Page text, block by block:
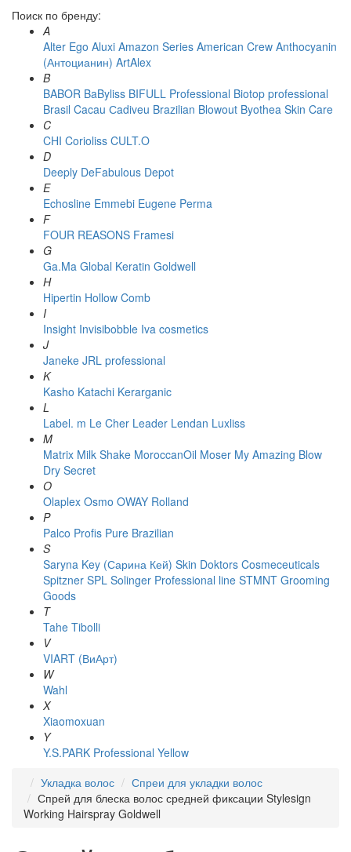
Поиск по бренду:
A
Alter Ego Aluxi Amazon Series American Crew Anthocyanin
(Антоцианин) ArtAlex
B
BABOR BaByliss BIFULL Professional Biotop professional
Brasil Cacau Сadiveu Brazilian Blowout Byothea Skin Care
C
CHI Corioliss CULT.O
D
Deeply DeFabulous Depot
E
Echosline Emmebi Eugene Perma
F
FOUR REASONS Framesi
G
Ga.Ma Global Keratin Goldwell
H
Hipertin Hollow Comb
I
Insight Invisibobble Iva cosmetics
J
Janeke JRL professional
K
Kasho Katachi Kerarganic
L
Label. m Le Cher Leader Lendan Luxliss
M
Matrix Milk Shake MoroccanOil Moser My Amazing Blow
Dry Secret
O
Olaplex Osmo OWAY Rolland
P
Palco Profis Pure Brazilian
S
Saryna Key (Сарина Кей) Skin Doktors Cosmeceuticals
Spitzner SPL Solinger Professional line STMNT Grooming
Goods
T
Tahe Tibolli
V
VIART (ВиАрт)
W
Wahl
X
Xiaomoxuan
Y
Y.S.PARK Professional Yellow
Укладка волос
Спреи для укладки волос
Спрей для блеска волос средней фиксации Stylesign
Working Hairspray Goldwell